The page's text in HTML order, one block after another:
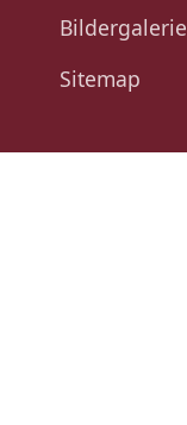
Bildergalerie
Sitemap